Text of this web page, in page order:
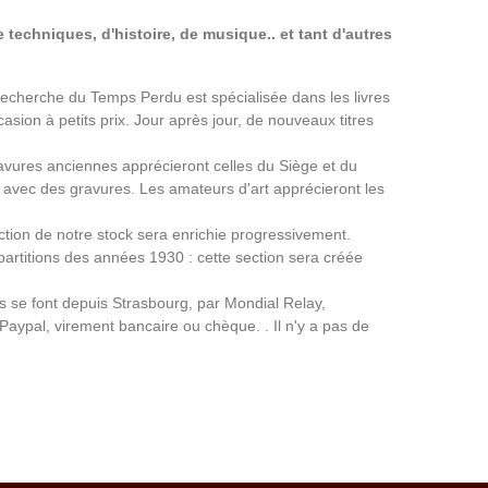
techniques, d'histoire, de musique.. et tant d'autres
du Temps Perdu est spécialisée dans les livres
à petits prix. Jour après jour, de nouveaux titres
anciennes apprécieront celles du Siège et du
des gravures. Les amateurs d'art apprécieront les
de notre stock sera enrichie progressivement.
des années 1930 : cette section sera créée
font depuis Strasbourg, par Mondial Relay,
virement bancaire ou chèque. . Il n'y a pas de